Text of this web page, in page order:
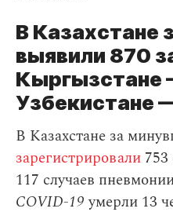
В Казахстане
выявили 870
Кыргызстане
Узбекистане
В Казахстане за
зарегистрировали
117 случаев
COVID-19умерли 13